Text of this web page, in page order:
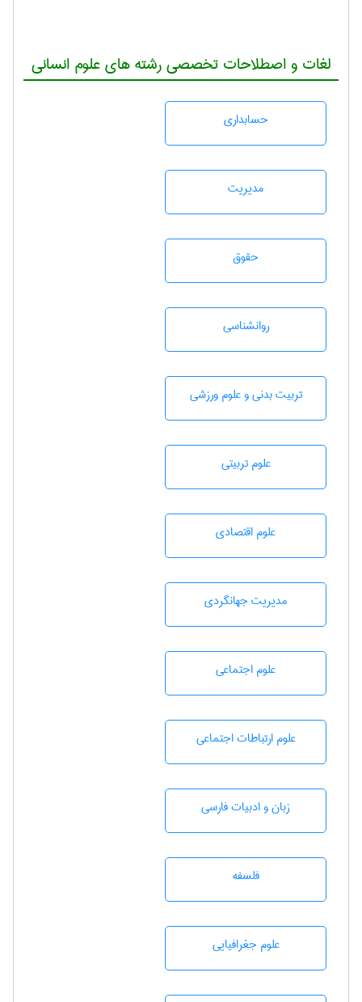
لغات و اصطلاحات تخصصی رشته های علوم انسانی
حسابداری
مديريت
حقوق
روانشناسی
تربيت بدنی و علوم ورزشی
علوم تربيتی
علوم اقتصادی
مديريت جهانگردی
علوم اجتماعی
علوم ارتباطات اجتماعی
زبان و ادبيات فارسی
فلسفه
علوم جغرافيايی